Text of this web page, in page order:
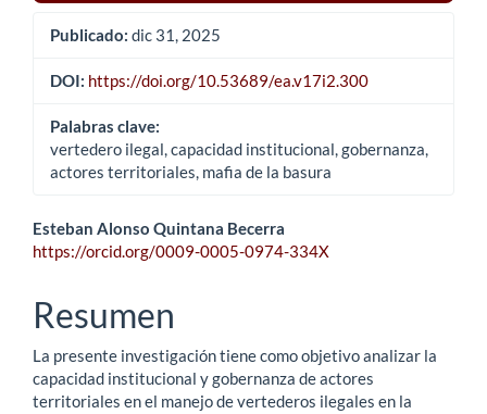
Publicado: dic 31, 2025
DOI: https://doi.org/10.53689/ea.v17i2.300
Palabras clave:
vertedero ilegal, capacidad institucional, gobernanza,
actores territoriales, mafia de la basura
Contenido
principal
del
artículo
Esteban Alonso Quintana Becerra
https://orcid.org/0009-0005-0974-334X
Resumen
La presente investigación tiene como objetivo analizar la
capacidad institucional y gobernanza de actores
territoriales en el manejo de vertederos ilegales en la